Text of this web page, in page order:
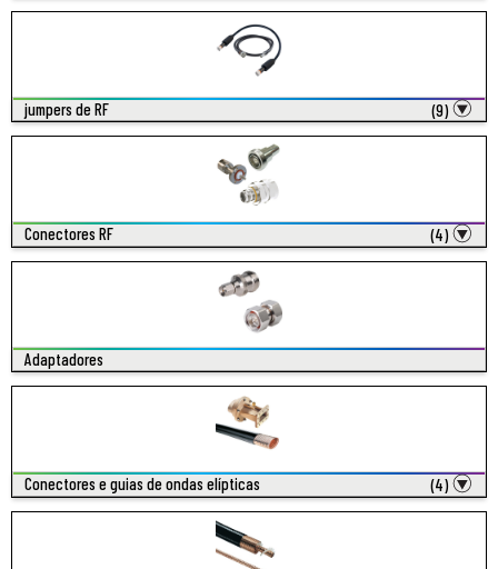
jumpers de RF (9)
Conectores RF (4)
Adaptadores
Conectores e guias de ondas elípticas (4)